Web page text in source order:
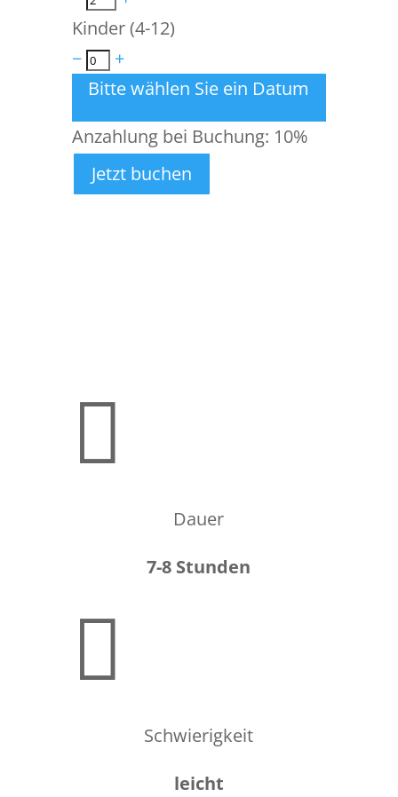
Kinder (4-12)
−
+
Bitte wählen Sie ein Datum
Anzahlung bei Buchung: 10%
Jetzt buchen

Dauer
7-8 Stunden

Schwierigkeit
leicht